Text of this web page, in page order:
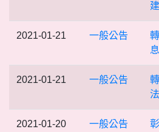
2021-01-21 一般公告
息
2021-01-21 一般公告
2021-01-20 一般公告